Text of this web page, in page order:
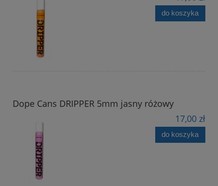
do koszyka
Dope Cans DRIPPER 5mm jasny różowy
17,00 zł
do koszyka